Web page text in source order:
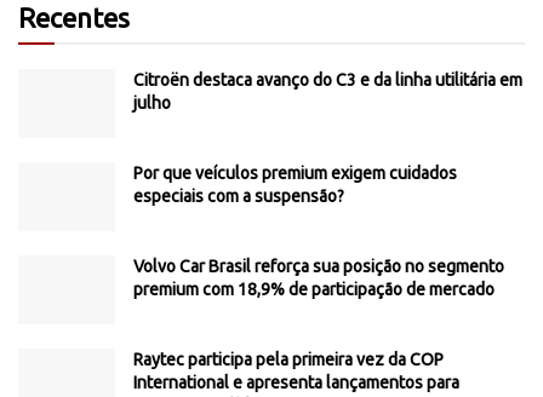
Recentes
Citroën destaca avanço do C3 e da linha utilitária em
julho
Por que veículos premium exigem cuidados
especiais com a suspensão?
Volvo Car Brasil reforça sua posição no segmento
premium com 18,9% de participação de mercado
Raytec participa pela primeira vez da COP
International e apresenta lançamentos para